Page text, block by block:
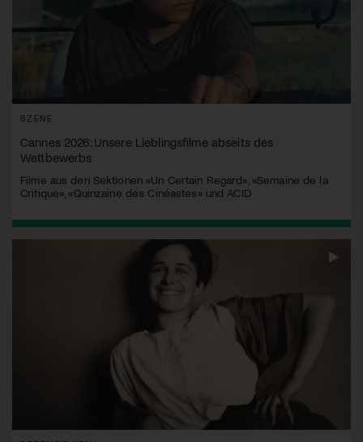
SZENE
Cannes 2026: Unsere Lieblingsfilme abseits des
Wettbewerbs
Filme aus den Sektionen «Un Certain Regard», «Semaine de la
Critique», «Quinzaine des Cinéastes» und ACID